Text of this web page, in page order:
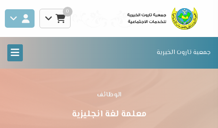
0
جمعية تاروت الخيرية
الوظائف
معلمة لغة انجليزية